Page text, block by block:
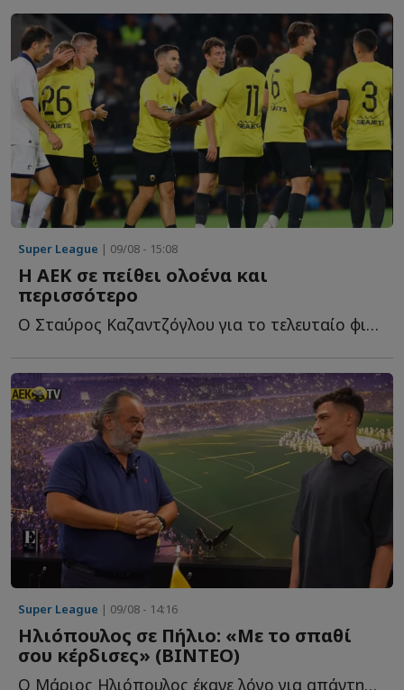
Super League | 09/08 - 15:08
Η ΑΕΚ σε πείθει ολοένα και
περισσότερο
Ο Σταύρος Καζαντζόγλου για το τελευταίο φιλικό τεστ τ...
Super League | 09/08 - 14:16
Ηλιόπουλος σε Πήλιο: «Με το σπαθί
σου κέρδισες» (ΒΙΝΤΕΟ)
O Μάριος Ηλιόπουλος έκανε λόγο για απάντηση σε όσους α...